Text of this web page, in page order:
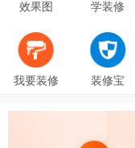
效果图 学装修
我要装修 装修宝